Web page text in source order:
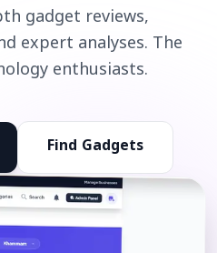
gadget reviews,
expert analyses. The
enthusiasts.
Find Gadgets